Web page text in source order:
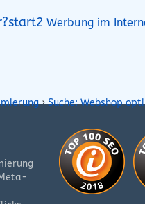
Werbung im
›Suche: Webshop